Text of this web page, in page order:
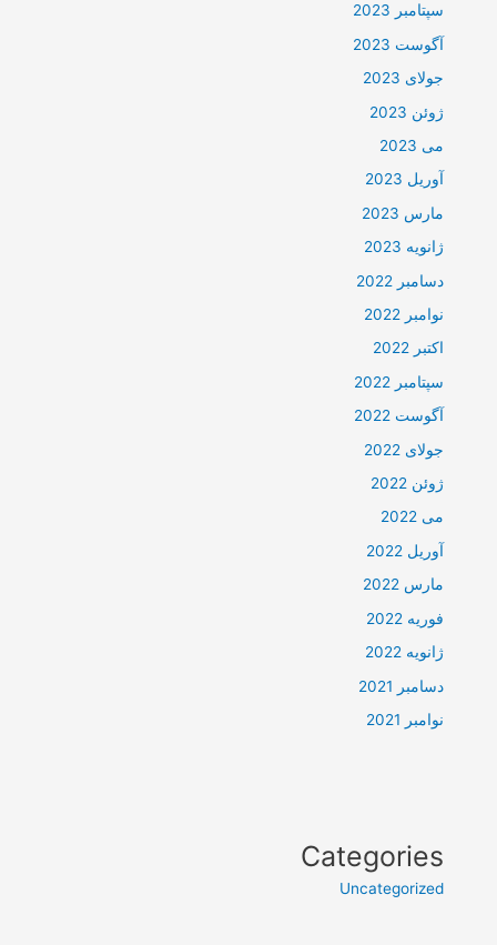
سپتامبر 2023
آگوست 2023
جولای 2023
ژوئن 2023
می 2023
آوریل 2023
مارس 2023
ژانویه 2023
دسامبر 2022
نوامبر 2022
اکتبر 2022
سپتامبر 2022
آگوست 2022
جولای 2022
ژوئن 2022
می 2022
آوریل 2022
مارس 2022
فوریه 2022
ژانویه 2022
دسامبر 2021
نوامبر 2021
Categories
Uncategorized